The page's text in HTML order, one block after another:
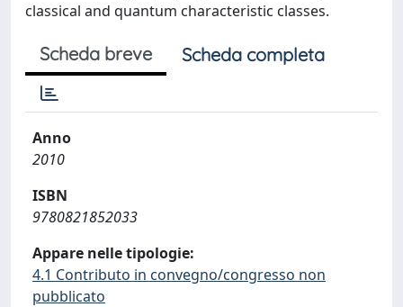
classical and quantum characteristic classes.
Scheda breve Scheda completa
Anno
2010
ISBN
9780821852033
Appare nelle tipologie:
4.1 Contributo in convegno/congresso non
pubblicato